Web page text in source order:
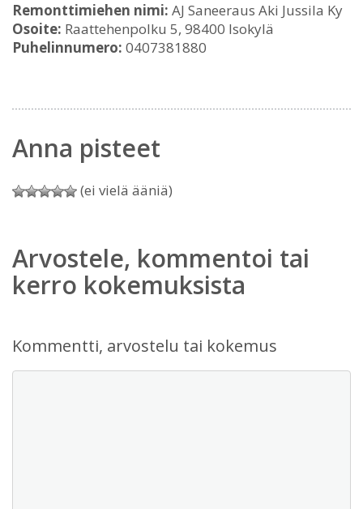
Remonttimiehen nimi: AJ Saneeraus Aki Jussila Ky
Osoite: Raattehenpolku 5, 98400 Isokylä
Puhelinnumero: 0407381880
Anna pisteet
(ei vielä ääniä)
Arvostele, kommentoi tai
kerro kokemuksista
Kommentti, arvostelu tai kokemus